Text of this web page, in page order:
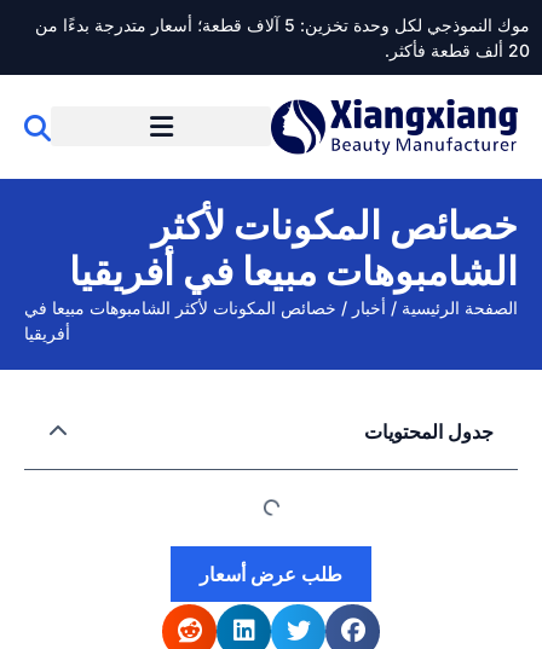
موك النموذجي لكل وحدة تخزين: 5 آلاف قطعة؛ أسعار متدرجة بدءًا من
20 ألف قطعة فأكثر.
خصائص المكونات لأكثر
الشامبوهات مبيعا في أفريقيا
الصفحة الرئيسية / أخبار / خصائص المكونات لأكثر الشامبوهات مبيعا في
أفريقيا
جدول المحتويات
طلب عرض أسعار